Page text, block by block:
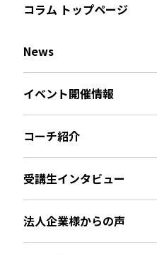
コラム トップページ
News
イベント開催情報
コーチ紹介
受講生インタビュー
法人企業様からの声